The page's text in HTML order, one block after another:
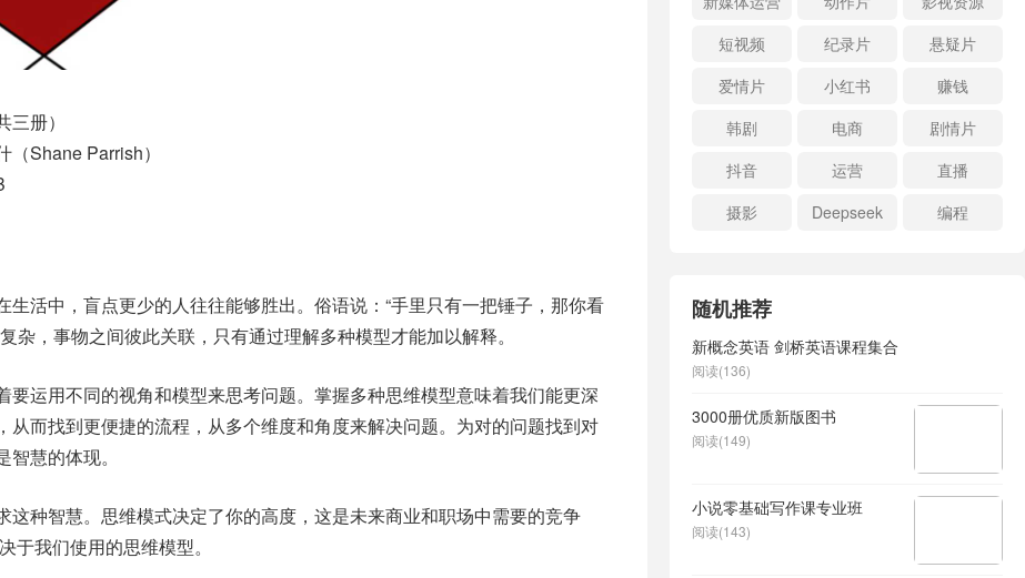
册）
（Shane Parrish）
生活中，盲点更少的人往往能够胜出。俗语说：“手里只有一把锤子，那你看
杂，事物之间彼此关联，只有通过理解多种模型才能加以解释。
要运用不同的视角和模型来思考问题。掌握多种思维模型意味着我们能更深
从而找到更便捷的流程，从多个维度和角度来解决问题。为对的问题找到对
慧的体现。
这种智慧。思维模式决定了你的高度，这是未来商业和职场中需要的竞争
于我们使用的思维模型。
短视频
纪录片
悬疑片
爱情片
小红书
赚钱
韩剧
电商
剧情片
抖音
运营
直播
摄影
Deepseek 编程
随机推荐
新概念英语 剑桥英语课程集合
阅读(136)
3000册优质新版图书
阅读(149)
小说零基础写作课专业班
阅读(143)